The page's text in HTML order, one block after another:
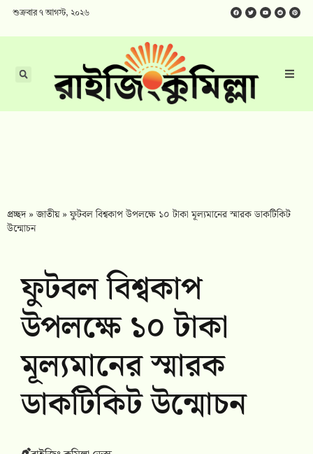
শুক্রবার ৭ আগস্ট, ২০২৬
প্রচ্ছদ»জাতীয়»ফুটবল বিশ্বকাপ উপলক্ষে ১০ টাকা মূল্যমানের স্মারক ডাকটিকিট
উন্মোচন
ফুটবল বিশ্বকাপ
উপলক্ষে ১০ টাকা
মূল্যমানের স্মারক
ডাকটিকিট উন্মোচন